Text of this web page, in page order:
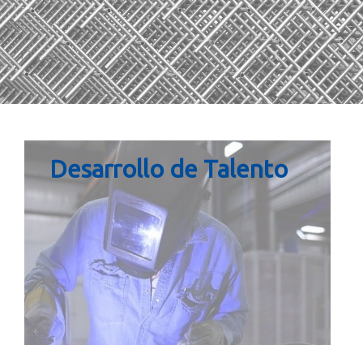
Desarrollo de Talento